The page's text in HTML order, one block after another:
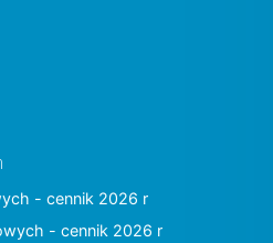
- cennik 2026 r
- cennik 2026 r